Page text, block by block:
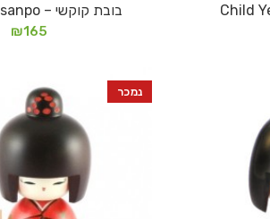
מידע נוסףבובת קוקשי – Kokeshi Osanpo
₪165
נמכר